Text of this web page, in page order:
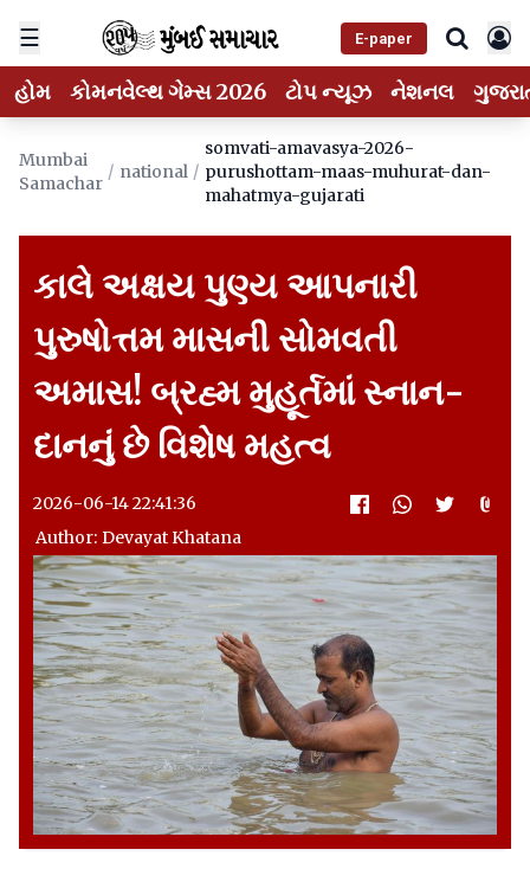
☰ E-paper
હોમ કોમનવેલ્થ ગેમ્સ 2026 ટોપ ન્યૂઝ નેશનલ
Mumbai
Samachar
/ national /
somvati-amavasya-2026-
purushottam-maas-muhurat-dan-
mahatmya-gujarati
કાલે અક્ષય પુણ્ય આપનારી
પુરુષોત્તમ માસની સોમવતી
અમાસ! બ્રહ્મ મુહૂર્તમાં સ્નાન-
દાનનું છે વિશેષ મહત્વ
2026-06-14 22:41:36
Author: Devayat Khatana